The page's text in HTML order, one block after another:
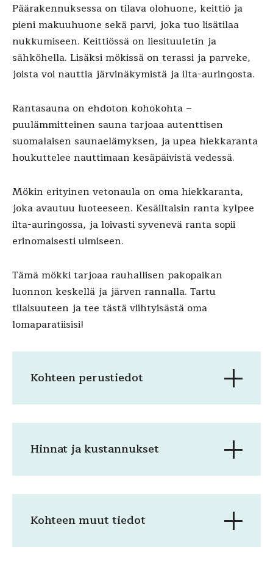
Päärakennuksessa on tilava olohuone, keittiö ja
pieni makuuhuone sekä parvi, joka tuo lisätilaa
nukkumiseen. Keittiössä on liesituuletin ja
sähköhella. Lisäksi mökissä on terassi ja parveke,
joista voi nauttia järvinäkymistä ja ilta-auringosta.
Rantasauna on ehdoton kohokohta –
puulämmitteinen sauna tarjoaa autenttisen
suomalaisen saunaelämyksen, ja upea hiekkaranta
houkuttelee nauttimaan kesäpäivistä vedessä.
Mökin erityinen vetonaula on oma hiekkaranta,
joka avautuu luoteeseen. Kesäiltaisin ranta kylpee
ilta-auringossa, ja loivasti syvenevä ranta sopii
erinomaisesti uimiseen.
Tämä mökki tarjoaa rauhallisen pakopaikan
luonnon keskellä ja järven rannalla. Tartu
tilaisuuteen ja tee tästä viihtyisästä oma
lomaparatiisisi!
Kohteen perustiedot
Hinnat ja kustannukset
Kohteen muut tiedot